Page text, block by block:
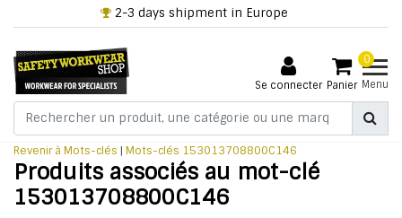
2-3 days shipment in Europe
Se connecter
0
Panier Menu
Revenir à Mots-clés | Mots-clés 153013708800C146
Produits associés au mot-clé
153013708800C146